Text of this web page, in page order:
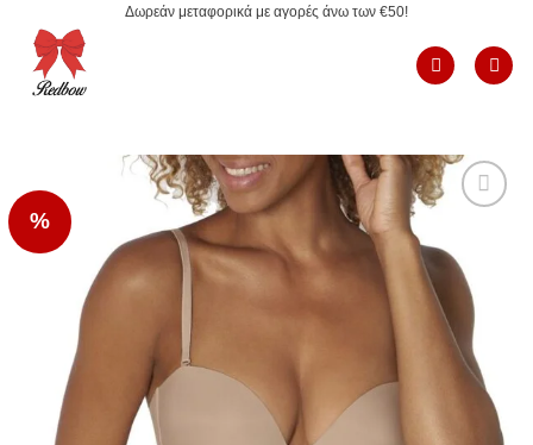
περιεχόμενο
Δωρεάν μεταφορικά με αγορές άνω των €50!
%
Wishlist